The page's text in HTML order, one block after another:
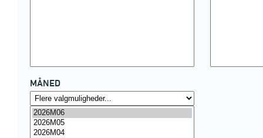
MÅNED